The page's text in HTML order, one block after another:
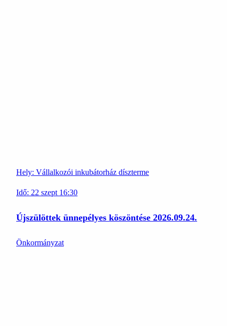
Hely: Vállalkozói inkubátorház díszterme
Idő: 22 szept 16:30
Újszülöttek ünnepélyes köszöntése 2026.09.24.
Önkormányzat